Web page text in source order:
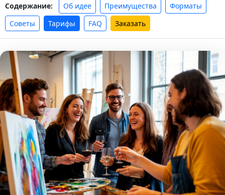
Содержание: Об идее Преимущества
Форматы
Советы
Тарифы FAQ Заказать